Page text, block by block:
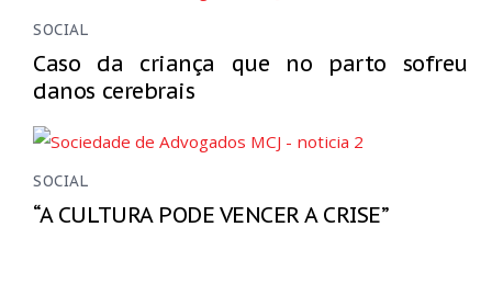
SOCIAL
Caso da criança que no parto sofreu
danos cerebrais
SOCIAL
“A CULTURA PODE VENCER A CRISE”